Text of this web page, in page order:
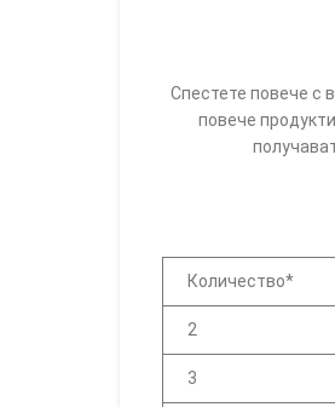
Спестете повече с
повече
Количество*
2
3